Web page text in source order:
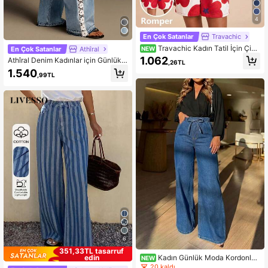
En Çok Satanlar Athîral
Athîral Denim Kadınlar için Günlük Y
ama İşlemeli Tığ İşi Kot Pantolon
1.540 ,99TL
6
351,33TL tasarruf
edin
4
En Çok Satanlar Travachic
NEW Travachic Kadın Tatil İçin Çiçe
k Desenli Düğmeli Askılı Denim Tulu
m
1.062 ,26TL
NEW Kadın Günlük Moda Kordonlu
Bol Geniş Paça Denim Jean Pantol